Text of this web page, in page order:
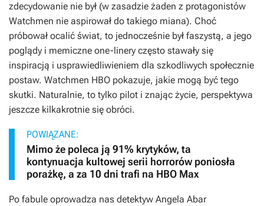
zdecydowanie nie był (w zasadzie żaden z protagonistów
Watchmen nie aspirował do takiego miana). Choć
próbował ocalić świat, to jednocześnie był faszystą, a jego
poglądy i memiczne one-linery często stawały się
inspiracją i usprawiedliwieniem dla szkodliwych społecznie
postaw. Watchmen HBO pokazuje, jakie mogą być tego
skutki. Naturalnie, to tylko pilot i znając życie, perspektywa
jeszcze kilkakrotnie się obróci.
POWIĄZANE:
Mimo że poleca ją 91% krytyków, ta
kontynuacja kultowej serii horrorów poniosła
porażkę, a za 10 dni trafi na HBO Max
Po fabule oprowadza nas detektyw Angela Abar